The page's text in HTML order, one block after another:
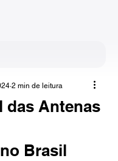
das Antenas
Brasil
2 min de leitura